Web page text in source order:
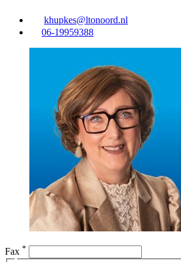
khupkes@ltonoord.nl
06-19959388
Fax *